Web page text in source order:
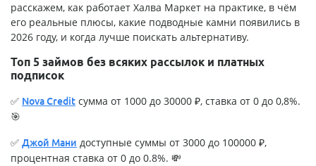
расскажем, как работает Халва Маркет на практике, в чём
его реальные плюсы, какие подводные камни появились в
2026 году, и когда лучше поискать альтернативу.
Топ 5 займов без всяких рассылок и платных
подписок
✅ Nova Credit сумма от 1000 до 30000 ₽, ставка от 0 до 0,8%.
🎯
✅ Джой Мани доступные суммы от 3000 до 100000 ₽,
процентная ставка от 0 до 0.8%. 💸